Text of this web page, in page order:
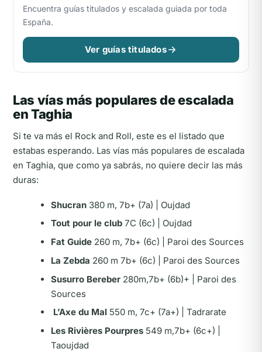
Encuentra guías titulados y escalada guiada por toda
España.
Ver guías titulados
Las vías más populares de escalada
en Taghia
Si te va más el Rock and Roll, este es el listado que
estabas esperando. Las vías más populares de escalada
en Taghia, que como ya sabrás, no quiere decir las más
duras:
Shucran380 m, 7b+ (7a) | Oujdad
Tout pour le club7C (6c) | Oujdad
Fat Guide260 m, 7b+ (6c) | Paroi des Sources
La Zebda 260 m 7b+ (6c) | Paroi des Sources
Susurro Bereber280m,7b+ (6b)+ | Paroi des
Sources
L’Axe du Mal550 m, 7c+ (7a+) | Tadrarate
Les Rivières Pourpres549 m,7b+ (6c+) |
Taoujdad